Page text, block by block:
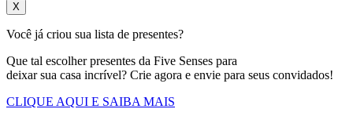
X
Você já criou sua lista de presentes?
Que tal escolher presentes da Five Senses para
deixar sua casa incrível? Crie agora e envie para seus convidados!
CLIQUE AQUI E SAIBA MAIS